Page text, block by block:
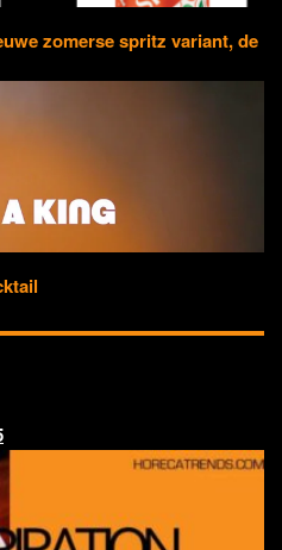
zomerse spritz variant, de